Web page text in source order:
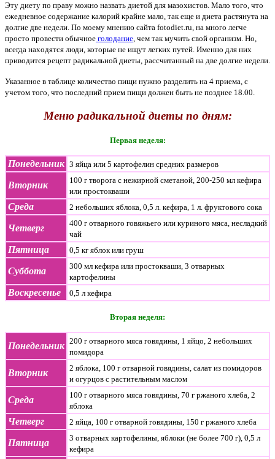
Эту диету по праву можно назвать диетой для мазохистов. Мало того, что
ежедневное содержание калорий крайне мало, так еще и диета растянута на
долгие две недели. По моему мнению сайта fotodiet.ru, на много легче
просто провести обычное голодание, чем так мучить свой организм. Но,
всегда находятся люди, которые не ищут легких путей. Именно для них
приводится рецепт радикальной диеты, рассчитанный на две долгие недели.
Указанное в таблице количество пищи нужно разделить на 4 приема, с
учетом того, что последний прием пищи должен быть не позднее 18.00.
Меню радикальной диеты по дням:
Первая неделя:
Понедельник 3 яйца или 5 картофелин средних размеров
Вторник
100 г творога с нежирной сметаной, 200-250 мл кефира
или простокваши
Среда 2 небольших яблока, 0,5 л. кефира, 1 л. фруктового сока
Четверг
400 г отварного говяжьего или куриного мяса, несладкий
чай
Пятница 0,5 кг яблок или груш
Суббота
300 мл кефира или простокваши, 3 отварных
картофелины
Воскресенье 0,5 л кефира
Вторая неделя:
Понедельник 200 г отварного мяса говядины, 1 яйцо, 2 небольших
помидора
Вторник
2 яблока, 100 г отварной говядины, салат из помидоров
и огурцов с растительным маслом
Среда
100 г отварного мяса говядины, 70 г ржаного хлеба, 2
яблока
Четверг 2 яйца, 100 г отварной говядины, 150 г ржаного хлеба
Пятница
3 отварных картофелины, яблоки (не более 700 г), 0,5 л
кефира